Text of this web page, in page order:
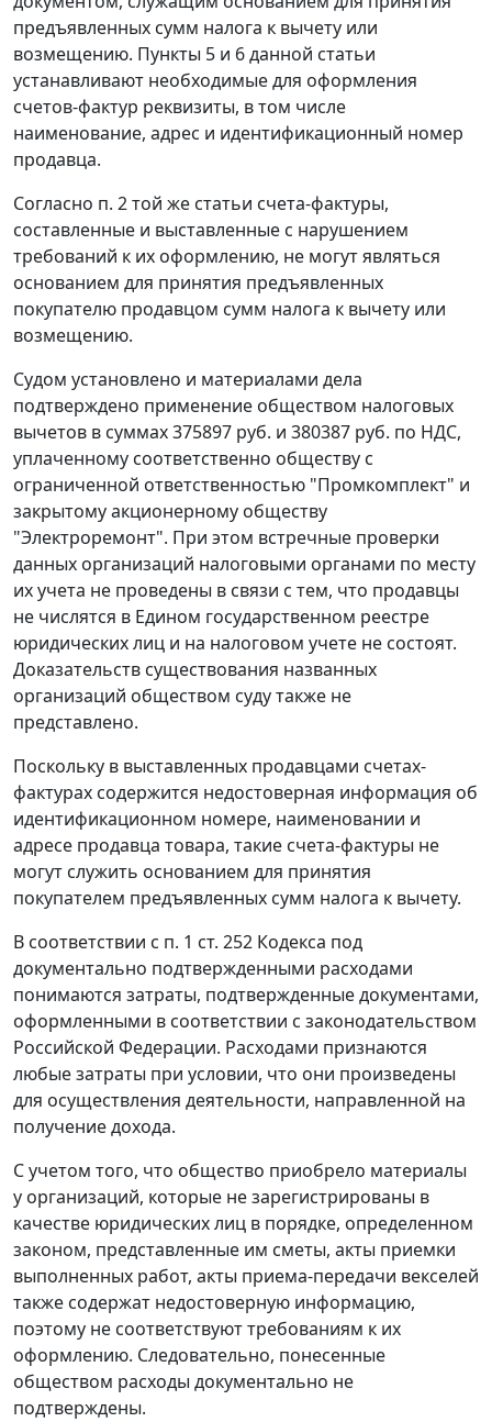
предъявленных сумм налога к вычету или
возмещению. Пункты 5 и 6данной статьи
устанавливают необходимые для оформления
счетов-фактур реквизиты, в том числе
наименование, адрес и идентификационный номер
продавца.
Согласно п. 2той же статьи счета-фактуры,
составленные и выставленные с нарушением
требований к их оформлению, не могут являться
основанием для принятия предъявленных
покупателю продавцом сумм налога к вычету или
возмещению.
Судом установлено и материалами дела
подтверждено применение обществом налоговых
вычетов в суммах 375897 руб. и 380387 руб. по НДС,
уплаченному соответственно обществу с
ограниченной ответственностью "Промкомплект" и
закрытому акционерному обществу
"Электроремонт". При этом встречные проверки
данных организаций налоговыми органами по месту
их учета не проведены в связи с тем, что продавцы
не числятся в Едином государственном реестре
юридических лиц и на налоговом учете не состоят.
Доказательств существования названных
организаций обществом суду также не
представлено.
Поскольку в выставленных продавцами счетах-
фактурах содержится недостоверная информация об
идентификационном номере, наименовании и
адресе продавца товара, такие счета-фактуры не
могут служить основанием для принятия
покупателем предъявленных сумм налога к вычету.
В соответствии с п. 1 ст. 252 Кодекса под
документально подтвержденными расходами
понимаются затраты, подтвержденные документами,
оформленными в соответствии с законодательством
Российской Федерации. Расходами признаются
любые затраты при условии, что они произведены
для осуществления деятельности, направленной на
получение дохода.
С учетом того, что общество приобрело материалы
у организаций, которые не зарегистрированы в
качестве юридических лиц в порядке, определенном
законом, представленные им сметы, акты приемки
выполненных работ, акты приема-передачи векселей
также содержат недостоверную информацию,
поэтому не соответствуют требованиям к их
оформлению. Следовательно, понесенные
обществом расходы документально не
подтверждены.